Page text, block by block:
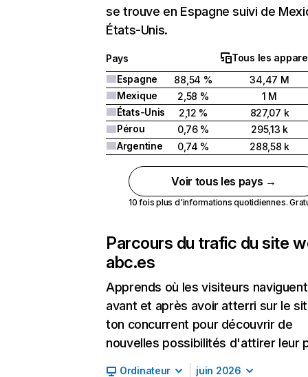
se trouve en Espagne suivi de
États-Unis.
Pays
Tous les
Espagne
88,54 %
34,47 M
Mexique
2,58 %
1 M
États-Unis
2,12 %
827,07 k
Pérou
0,76 %
295,13 k
Argentine
0,74 % 288,58 k
Voir tous les pays →
10 fois plus d'informations quotidiennes.
Parcours du trafic du site
abc.es
Apprends où les visiteurs naviguent
avant et après avoir atterri sur le
ton concurrent pour découvrir de
nouvelles possibilités d'attirer leur
Ordinateur juin 2026